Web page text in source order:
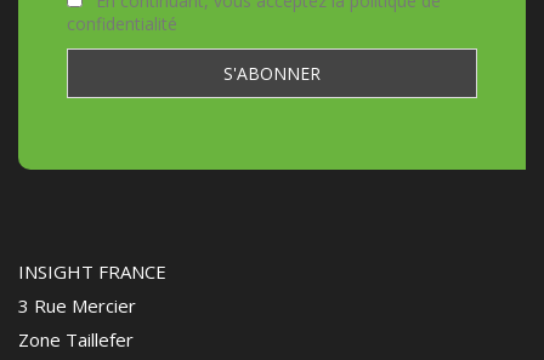
confidentialité
INSIGHT FRANCE
3 Rue Mercier
Zone Taillefer